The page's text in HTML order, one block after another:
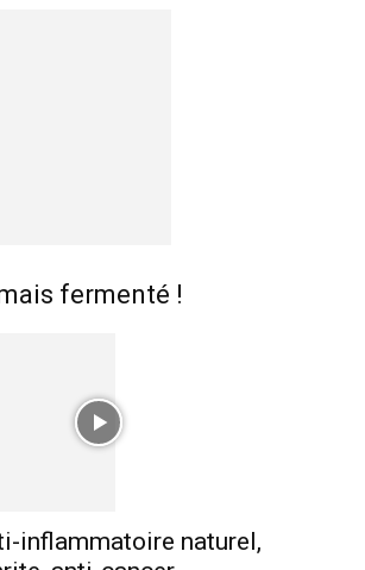
fermenté !
inflammatoire naturel,